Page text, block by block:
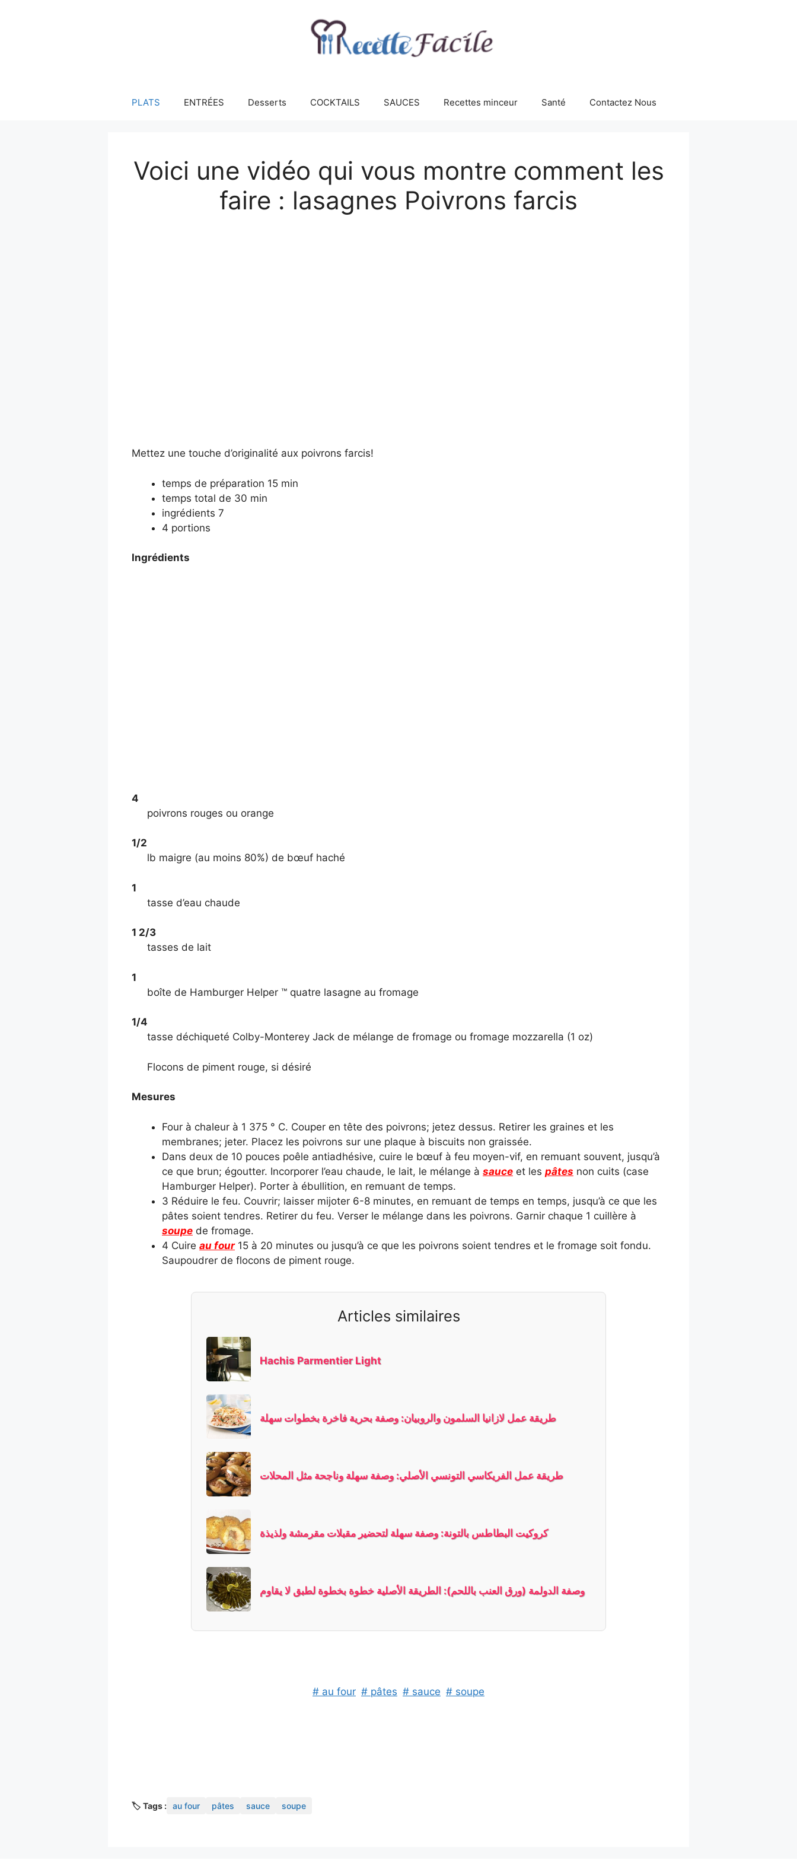
PLATS ENTRÉES Desserts COCKTAILS SAUCES Recettes minceur Santé Contactez Nous
Voici une vidéo qui vous montre comment les
faire : lasagnes Poivrons farcis
Mettez une touche d’originalité aux poivrons farcis!
temps de préparation 15 min
temps total de 30 min
ingrédients 7
4 portions
Ingrédients
4
poivrons rouges ou orange
1/2
lb maigre (au moins 80%) de bœuf haché
1
tasse d’eau chaude
1 2/3
tasses de lait
1
boîte de Hamburger Helper ™ quatre lasagne au fromage
1/4
tasse déchiqueté Colby-Monterey Jack de mélange de fromage ou fromage mozzarella (1 oz)
Flocons de piment rouge, si désiré
Mesures
Four à chaleur à 1 375 ° C. Couper en tête des poivrons; jetez dessus. Retirer les graines et les
membranes; jeter. Placez les poivrons sur une plaque à biscuits non graissée.
Dans deux de 10 pouces poêle antiadhésive, cuire le bœuf à feu moyen-vif, en remuant souvent, jusqu’à
ce que brun; égoutter. Incorporer l’eau chaude, le lait, le mélange à sauce et les pâtes non cuits (case
Hamburger Helper). Porter à ébullition, en remuant de temps.
3 Réduire le feu. Couvrir; laisser mijoter 6-8 minutes, en remuant de temps en temps, jusqu’à ce que les
pâtes soient tendres. Retirer du feu. Verser le mélange dans les poivrons. Garnir chaque 1 cuillère à
soupe de fromage.
4 Cuire au four15 à 20 minutes ou jusqu’à ce que les poivrons soient tendres et le fromage soit fondu.
Saupoudrer de flocons de piment rouge.
Articles similaires
Hachis Parmentier Light
طريقة عمل لازانيا السلمون والروبيان: وصفة بحرية فاخرة بخطوات سهلة
طريقة عمل الفريكاسي التونسي الأصلي: وصفة سهلة وناجحة مثل المحلات
كروكيت البطاطس بالتونة: وصفة سهلة لتحضير مقبلات مقرمشة ولذيذة
وصفة الدولمة (ورق العنب باللحم): الطريقة الأصلية خطوة بخطوة لطبق لا يقاوم
# au four # pâtes # sauce # soupe
🏷️ Tags : au four pâtes sauce soupe